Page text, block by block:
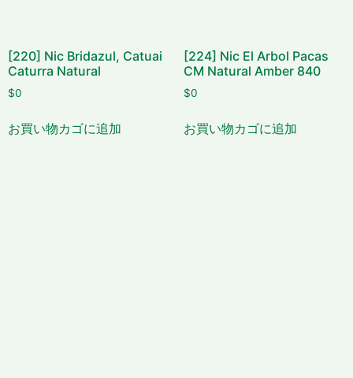
[220] Nic Bridazul, Catuai
Caturra Natural
$0
お買い物カゴに追加
[224] Nic El Arbol Pacas
CM Natural Amber 840
$0
お買い物カゴに追加